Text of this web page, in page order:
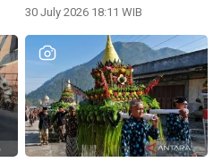
30 July 2026 18:11 WIB